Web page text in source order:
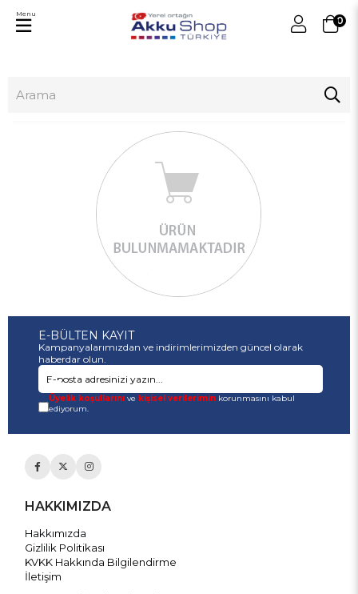
0
Menu
E-BÜLTEN KAYIT
Kampanyalarımızdan ve indirimlerimizden güncel olarak
haberdar olun.
Üyelik koşullarınıve kişisel verileriminkorunmasını kabul
ediyorum.
HAKKIMIZDA
Hakkımızda
Gizlilik Politikası
KVKK Hakkında Bilgilendirme
İletişim